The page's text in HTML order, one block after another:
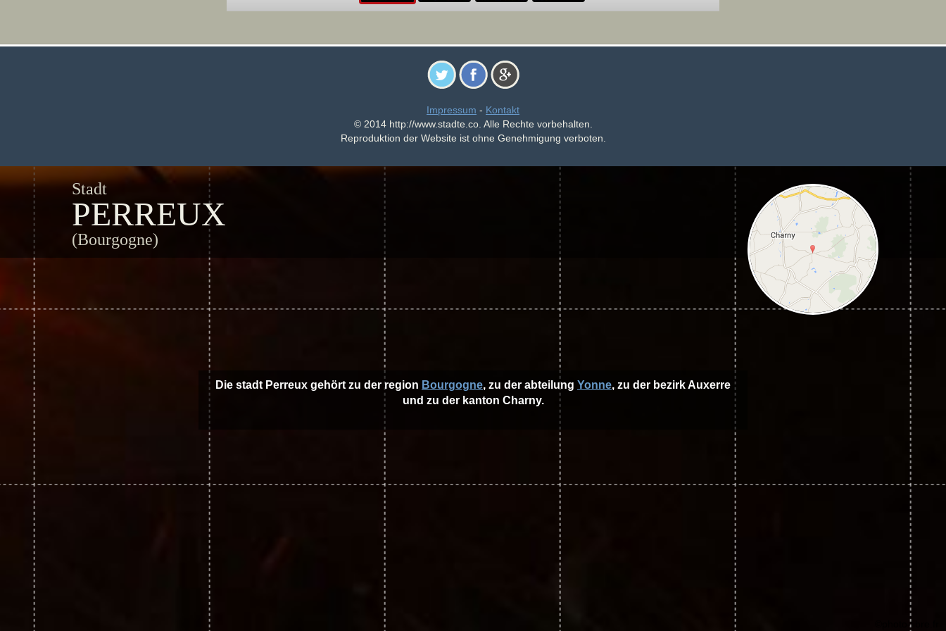
Impressum - Kontakt
© 2014 http://www.stadte.co. Alle Rechte vorbehalten.
Reproduktion der Website ist ohne Genehmigung verboten.
Stadt
PERREUX
(Bourgogne)
Die stadt Perreux gehört zu der region Bourgogne, zu der abteilung Yonne, zu der bezirk Auxerre
und zu der kanton Charny.
©photo-libre.fr